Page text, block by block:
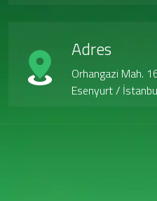
Adres
Orhangazi Mah.
Esenyurt /